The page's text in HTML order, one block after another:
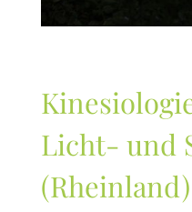
Licht- und
(Rheinland)